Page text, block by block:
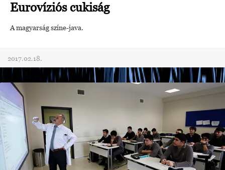
Eurovíziós cukiság
A magyarság színe-java.
2017.02.18.